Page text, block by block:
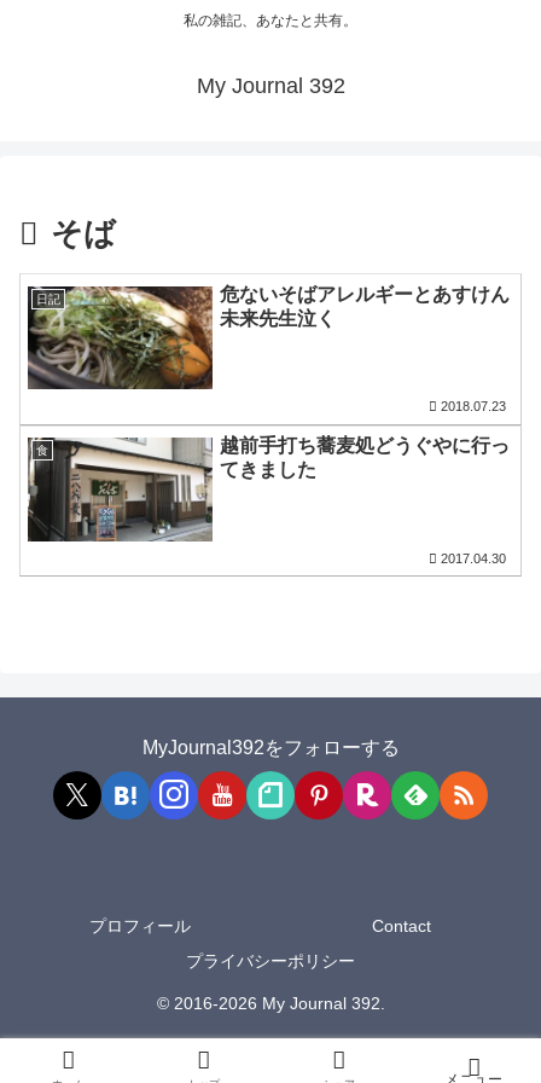
私の雑記、あなたと共有。
My Journal 392
そば
日記
危ないそばアレルギーとあすけん
未来先生泣く
2018.07.23
食
越前手打ち蕎麦処どうぐやに行っ
てきました
2017.04.30
MyJournal392をフォローする
プロフィール
Contact
プライバシーポリシー
© 2016-2026 My Journal 392.